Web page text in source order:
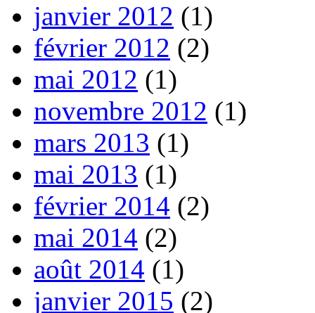
janvier 2012 (1)
février 2012 (2)
mai 2012 (1)
novembre 2012 (1)
mars 2013 (1)
mai 2013 (1)
février 2014 (2)
mai 2014 (2)
août 2014 (1)
janvier 2015 (2)